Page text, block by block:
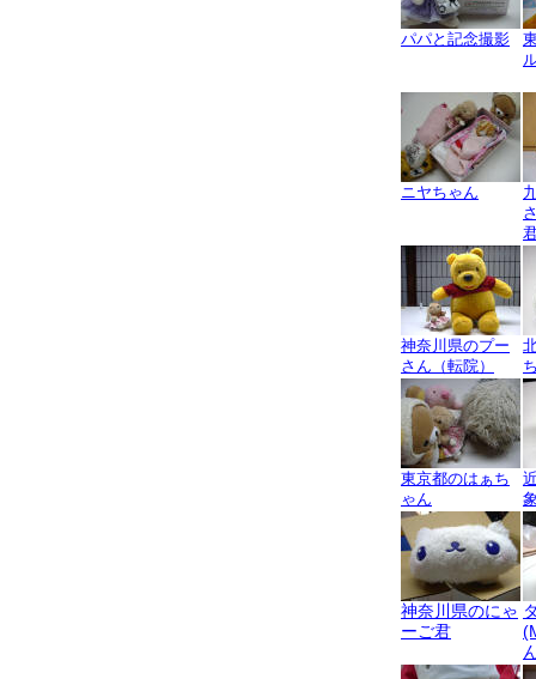
パパと記念撮影
ニヤちゃん
神奈川県のプー
さん（転院）
東京都のはぁち
ゃん
神奈川県のにゃ
ーご君